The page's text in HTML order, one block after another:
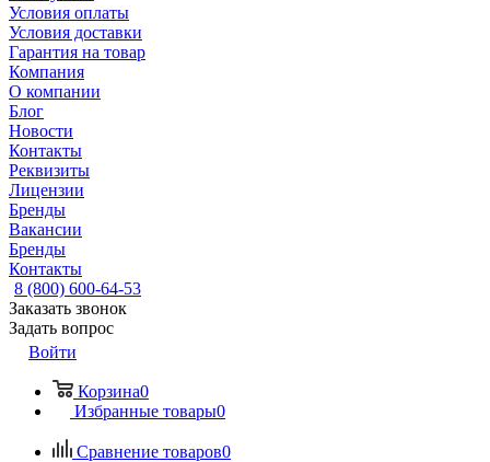
Условия оплаты
Условия доставки
Гарантия на товар
Компания
О компании
Блог
Новости
Контакты
Реквизиты
Лицензии
Бренды
Вакансии
Бренды
Контакты
8 (800) 600-64-53
Заказать звонок
Задать вопрос
Войти
Корзина0
Избранные товары0
Сравнение товаров0